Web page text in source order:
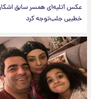
عکس‌ آتلیه‌ای همسر سابق اشکان
خطیبی جلب‌توجه کرد